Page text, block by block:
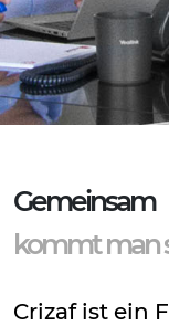
Gemeinsam
kommt man
Crizaf ist ein